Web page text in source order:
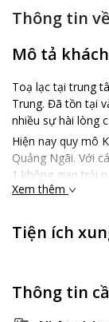
Thông tin về
Mô tả
Toạ lạc tại trung
Trung. Đã tồn tại
nhiều sự hài lòng
Hiện nay quy mô
Quảng Ngãi. Với
1 không gian trải
Khách sạn còn
đáo khi quý khách
Đến với Thế giới
Xem thêm
Tiện ích
Thông tin